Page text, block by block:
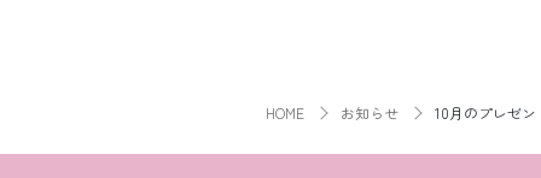
HOME お知らせ 10月のプレゼ